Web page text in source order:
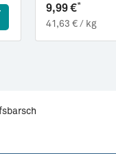
9,99 €*
41,63 € / kg